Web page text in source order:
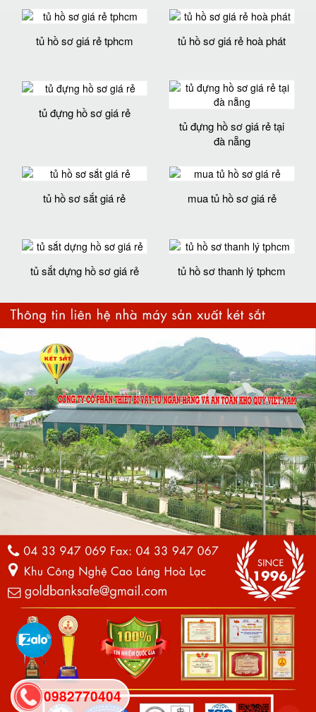
tủ hồ sơ giá rẻ tphcm tủ hồ sơ giá rẻ hoà phát
tủ đựng hồ sơ giá rẻ
tủ đựng hồ sơ giá rẻ tại
đà nẵng
tủ hồ sơ sắt giá rẻ mua tủ hồ sơ giá rẻ
tủ sắt dựng hồ sơ giá rẻ tủ hồ sơ thanh lý tphcm
0982770404